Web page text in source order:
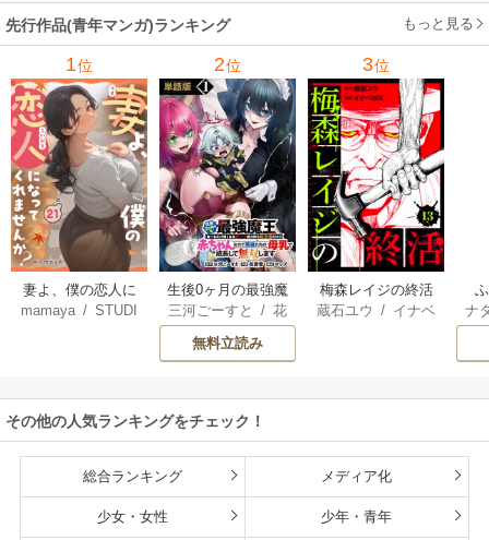
先行作品(青年マンガ)ランキング もっと見る
1位
妻よ、僕の恋人に
なってくれません
mamaya/STUDI
2位
生後0ヶ月の最強魔
王 食べるだけ強
くなるチート能力
持ち転生者だけど
雄たちの母乳で成
長して無双します
三河ごーすと /花
房雪/ マップ
無料立読み
3位
梅森レイジの終活
蔵石ユウ / イナベ
ナ
その他の人気ランキングをチェック！
総合ランキング メディア化
少女・女性 少年・青年